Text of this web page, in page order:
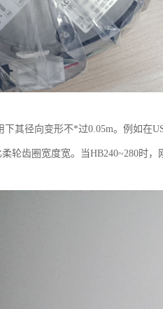
其径向变形不*过0.05m。例如在
轮齿圈宽度宽。当HB240~280时，